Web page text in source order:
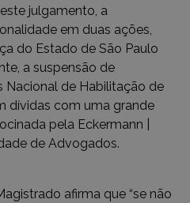
julgamento, a
em duas ações,
do Estado de São Paulo
a suspensão de
Nacional de Habilitação de
dívidas com uma grande
pela Eckermann |
de Advogados.
afirma que “se não